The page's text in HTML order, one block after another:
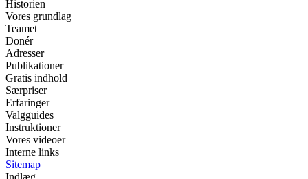
Historien
Vores grundlag
Teamet
Donér
Adresser
Publikationer
Gratis indhold
Særpriser
Erfaringer
Valgguides
Instruktioner
Vores videoer
Interne links
Sitemap
Indlæg